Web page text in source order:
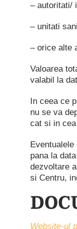
– autoritati/
– unitati
– orice alte
Valoarea
valabil la
In ceea ce
nu se va
cat si in
pana la
dezvoltare
si Centru,
Website-ul